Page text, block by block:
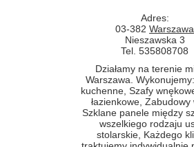
Adres:
03-382 Warszawa
Nieszawska 3
Tel. 535808708
Działamy na terenie
Warszawa.
kuchenne, Szafy
łazienkowe, Zabudowy
Szklane panele między
wszelkiego rodzaju
stolarskie, Każdego